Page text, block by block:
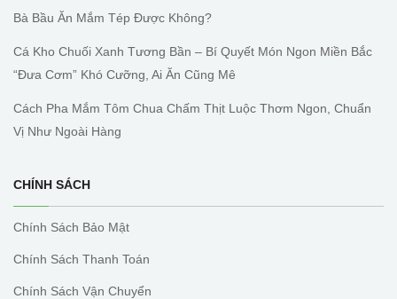
Bà Bầu Ăn Mắm Tép Được Không?
Cá Kho Chuối Xanh Tương Bần – Bí Quyết Món Ngon Miền Bắc
“đưa Cơm” Khó Cưỡng, Ai Ăn Cũng Mê
Cách Pha Mắm Tôm Chua Chấm Thịt Luộc Thơm Ngon, Chuẩn
Vị Như Ngoài Hàng
CHÍNH SÁCH
Chính Sách Bảo Mật
Chính Sách Thanh Toán
Chính Sách Vận Chuyển